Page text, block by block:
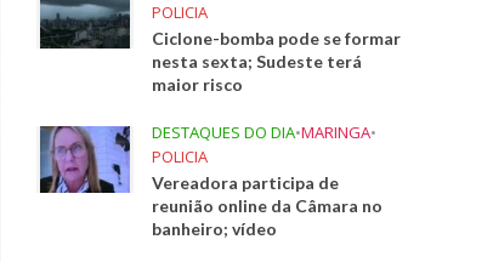
POLICIA
Ciclone-bomba pode se formar
nesta sexta; Sudeste terá
maior risco
DESTAQUES DO DIA•MARINGA•
POLICIA
Vereadora participa de
reunião online da Câmara no
banheiro; vídeo